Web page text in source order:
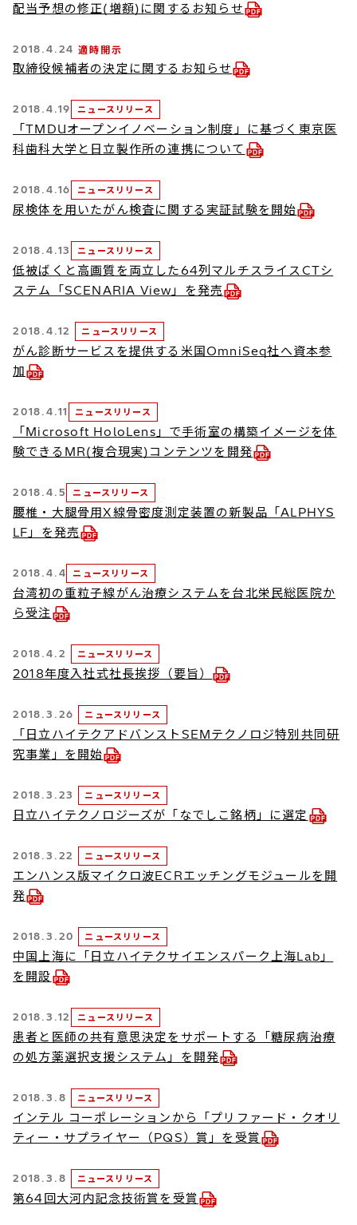
配当予想の修正(増額)に関するお知らせ
2018.4.24 適時開示
取締役候補者の決定に関するお知らせ
2018.4.19 ニュースリリース
「TMDUオープンイノベーション制度」に基づく東京医
科歯科大学と日立製作所の連携について
2018.4.16 ニュースリリース
尿検体を用いたがん検査に関する実証試験を開始
2018.4.13 ニュースリリース
低被ばくと高画質を両立した64列マルチスライスCTシ
ステム「SCENARIA View」を発売
2018.4.12 ニュースリリース
がん診断サービスを提供する米国OmniSeq社へ資本参
加
2018.4.11 ニュースリリース
「Microsoft HoloLens」で手術室の構築イメージを体
験できるMR(複合現実)コンテンツを開発
2018.4.5 ニュースリリース
腰椎・大腿骨用X線骨密度測定装置の新製品「ALPHYS
LF」を発売
2018.4.4 ニュースリリース
台湾初の重粒子線がん治療システムを台北栄民総医院か
ら受注
2018.4.2 ニュースリリース
2018年度入社式社長挨拶（要旨）
2018.3.26 ニュースリリース
「日立ハイテクアドバンストSEMテクノロジ特別共同研
究事業」を開始
2018.3.23 ニュースリリース
日立ハイテクノロジーズが「なでしこ銘柄」に選定
2018.3.22 ニュースリリース
エンハンス版マイクロ波ECRエッチングモジュールを開
発
2018.3.20 ニュースリリース
中国上海に「日立ハイテクサイエンスパーク上海Lab」
を開設
2018.3.12 ニュースリリース
患者と医師の共有意思決定をサポートする「糖尿病治療
の処方薬選択支援システム」を開発
2018.3.8 ニュースリリース
インテル コーポレーションから「プリファード・クオリ
ティー・サプライヤー（PQS）賞」を受賞
2018.3.8 ニュースリリース
第64回大河内記念技術賞を受賞